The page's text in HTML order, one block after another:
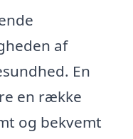
af
En
en række
og bekvemt